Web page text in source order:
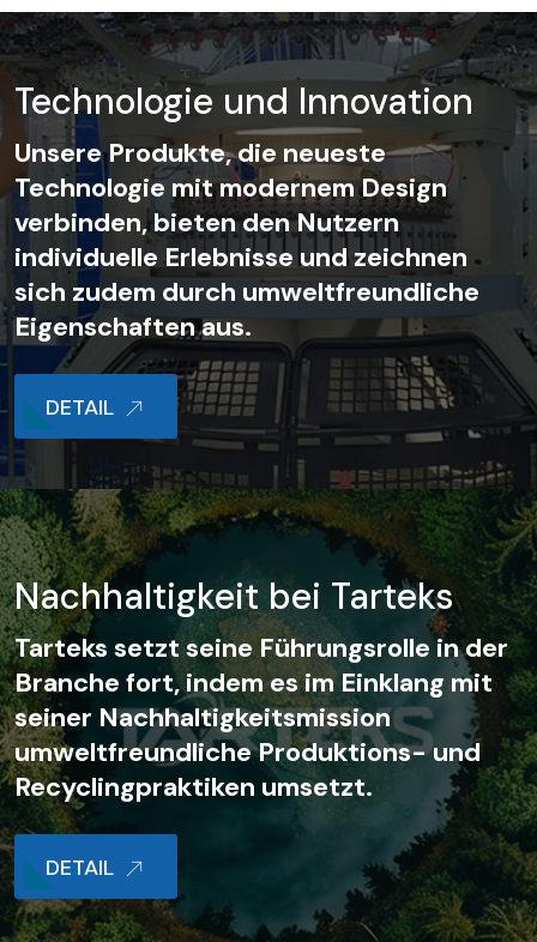
Technologie und Innovation
Unsere Produkte, die neueste
Technologie mit modernem Design
verbinden, bieten den Nutzern
individuelle Erlebnisse und zeichnen
sich zudem durch umweltfreundliche
Eigenschaften aus.
DETAIL
Nachhaltigkeit bei Tarteks
Tarteks setzt seine Führungsrolle in der
Branche fort, indem es im Einklang mit
seiner Nachhaltigkeitsmission
umweltfreundliche Produktions- und
Recyclingpraktiken umsetzt.
DETAIL